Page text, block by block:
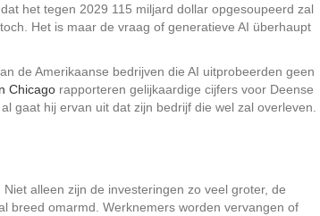
dat het tegen 2029 115 miljard dollar opgesoupeerd zal
Het is maar de vraag of generatieve AI überhaupt
de Amerikaanse bedrijven die AI uitprobeerden geen
Chicago rapporteren gelijkaardige cijfers voor Deense
gaat hij ervan uit dat zijn bedrijf die wel zal overleven.
alleen zijn de investeringen zo veel groter, de
breed omarmd. Werknemers worden vervangen of